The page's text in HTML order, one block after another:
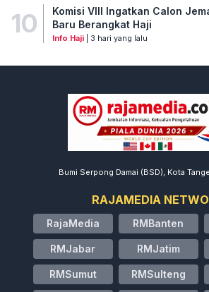
10
Komisi VIII Ingatkan Calon
Baru Berangkat Haji
Info Haji| 3 hari yang lalu
Bumi Serpong Damai (BSD), Kota
RAJAMEDIA
RajaMedia RMBanten
RMJabar RMJatim
RMSumut RMSulteng